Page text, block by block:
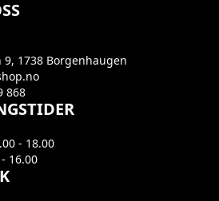
9, 1738 Borgenhaugen
868
- 18.00
16.00